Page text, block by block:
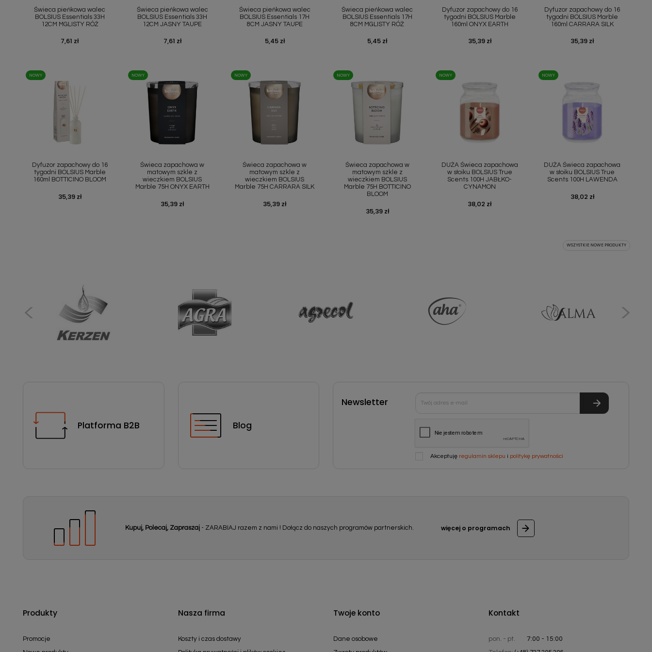
Świeca pieńkowa walec
BOLSIUS Essentials 33H
12CM MGLISTY RÓŻ
Cena
7,61 zł
Świeca pieńkowa walec
BOLSIUS Essentials 33H
12CM JASNY TAUPE
Cena
7,61 zł
Świeca pieńkowa walec
BOLSIUS Essentials 17H
8CM JASNY TAUPE
Cena
5,45 zł
Świeca pieńkowa walec
BOLSIUS Essentials 17H
8CM MGLISTY RÓŻ
Cena
5,45 zł
Dyfuzor zapachowy do 16
tygodni BOLSIUS Marble
160ml ONYX EARTH
Cena
35,39 zł
Dyfuzor zapachowy do 16
tygodni BOLSIUS Marble
160ml CARRARA SILK
Cena
35,39 zł
Dyfuzor zapachowy do 16
tygodni BOLSIUS Marble
160ml BOTTICINO BLOOM
Cena
35,39 zł
NOWY
Świeca zapachowa w
matowym szkle z
wieczkiem BOLSIUS
Marble 75H ONYX EARTH
Cena
35,39 zł
NOWY
Świeca zapachowa w
matowym szkle z
wieczkiem BOLSIUS
Marble 75H CARRARA SILK
Cena
35,39 zł
NOWY
Świeca zapachowa w
matowym szkle z
wieczkiem BOLSIUS
Marble 75H BOTTICINO
BLOOM
Cena
35,39 zł
NOWY
DUŻA Świeca zapachowa
w słoiku BOLSIUS True
Scents 100H JABŁKO-
CYNAMON
Cena
38,02 zł
NOWY
DUŻA Świeca zapachowa
w słoiku BOLSIUS True
Scents 100H LAWENDA
Cena
38,02 zł
NOWY
WSZYSTKIE NOWE PRODUKTY
Platforma B2B Blog
Newsletter
Akceptuję regulamin sklepu i politykę prywatności
Kupuj, Polecaj, Zapraszaj - ZARABIAJ razem z nami ! Dołącz do naszych programów partnerskich. więcej o programach
Produkty
Promocje
Nasza firma
Koszty i czas dostawy
Twoje konto
Dane osobowe
Kontakt
pon. - pt.
7:00 - 15:00